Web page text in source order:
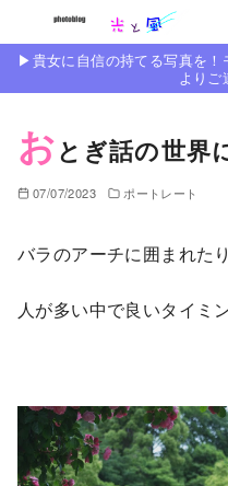
ン
▶︎貴女に自信の持てる写真を！
より
おとぎ話の世界
07/07/2023 ポートレート
バラのアーチに囲まれた
人が多い中で良いタイミ